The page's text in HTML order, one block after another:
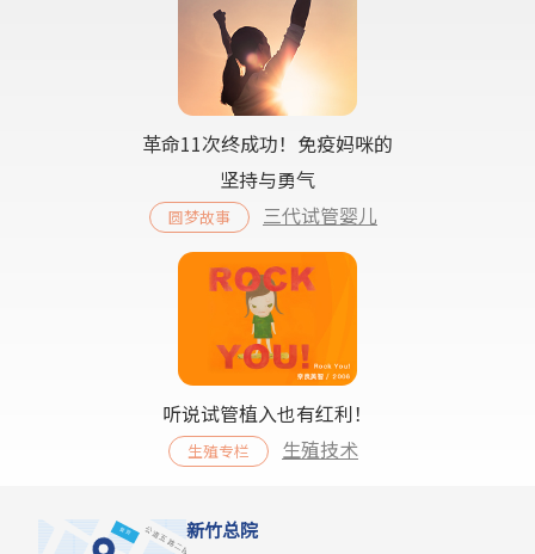
革命11次终成功！免疫妈咪的
坚持与勇气
圆梦故事 三代试管婴儿
听说试管植入也有红利！
生殖专栏 生殖技术
新竹总院